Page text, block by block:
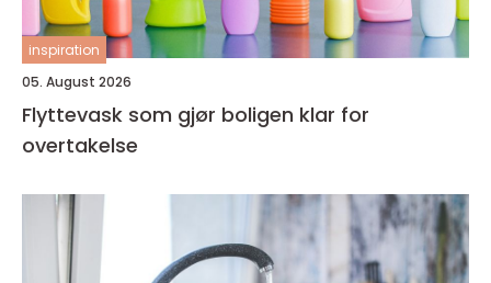
inspiration
05. August 2026
Flyttevask som gjør boligen klar for
overtakelse